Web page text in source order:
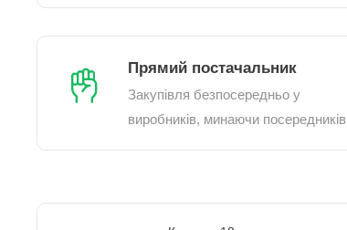
Прямий постачальник
Закупівля безпосередньо у
виробників, минаючи посередників